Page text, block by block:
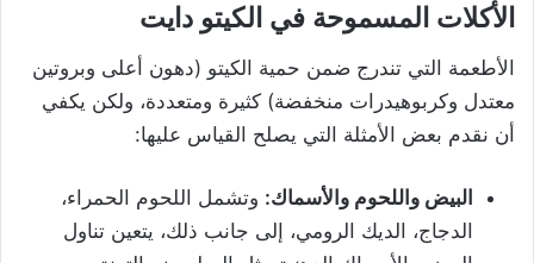
الأكلات المسموحة في الكيتو دايت
الأطعمة التي تندرج ضمن حمية الكيتو (دهون أعلى وبروتين
معتدل وكربوهيدرات منخفضة) كثيرة ومتعددة، ولكن يكفي
أن نقدم بعض الأمثلة التي يصلح القياس عليها:
البيض واللحوم والأسماك: وتشمل اللحوم الحمراء،
الدجاج، الديك الرومي، إلى جانب ذلك، يتعين تناول